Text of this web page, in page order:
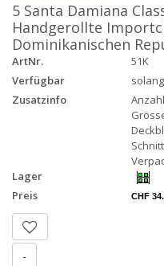
5 Santa Damiana
Handgerollte
Dominikanischen
ArtNr.
51K
Verfügbar
Zusatzinfo
Lager
Preis
CHF
-